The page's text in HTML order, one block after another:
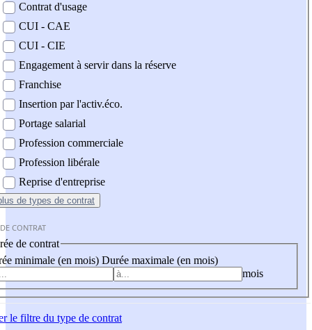
Contrat d'usage
CUI - CAE
CUI - CIE
Engagement à servir dans la réserve
Franchise
Insertion par l'activ.éco.
Portage salarial
Profession commerciale
Profession libérale
Reprise d'entreprise
de types de contrat
CONTRAT
de contrat
minimale (en mois) Durée maximale (en mois)
mois
le filtre du type de contrat